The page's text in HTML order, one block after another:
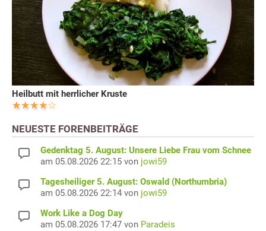
Heilbutt mit herrlicher Kruste
NEUESTE FORENBEITRÄGE
Gedenktag 5. August: Unsere Liebe Frau vom Schnee
am 05.08.2026 22:15 von jowi59
Tagesheiliger 5. August: Oswald (Northumbria)
am 05.08.2026 22:14 von jowi59
Work Like a Dog Day
am 05.08.2026 17:47 von Paradeis